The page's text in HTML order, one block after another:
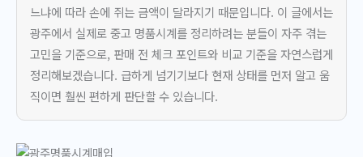
느냐에 따라 손에 쥐는 금액이 달라지기 때문입니다. 이 글에서는
광주에서 실제로 중고 명품시계를 정리하려는 분들이 자주 겪는
고민을 기준으로, 판매 전 체크 포인트와 비교 기준을 자연스럽게
정리해보겠습니다. 급하게 넘기기보다 현재 상태를 먼저 알고 움
직이면 훨씬 편하게 판단할 수 있습니다.